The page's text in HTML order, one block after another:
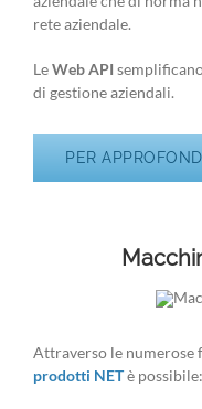
rete aziendale.
LeWeb API
di gestione aziendali.
PER
Attraverso le
prodotti NETè possibile: